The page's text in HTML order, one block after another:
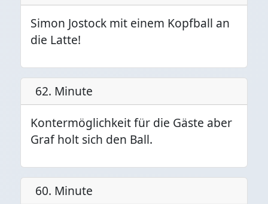
Simon Jostock mit einem Kopfball an
die Latte!
62. Minute
Kontermöglichkeit für die Gäste aber
Graf holt sich den Ball.
60. Minute